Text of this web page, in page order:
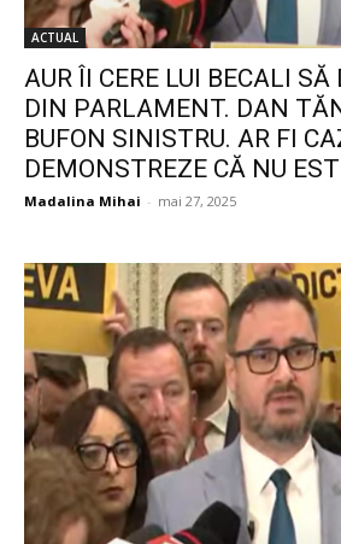
ACTUAL
AUR ÎI CERE LUI BECALI
DIN PARLAMENT. DAN
BUFON SINISTRU. AR FI
DEMONSTREZE CĂ NU
Madalina Mihai - mai 27, 2025